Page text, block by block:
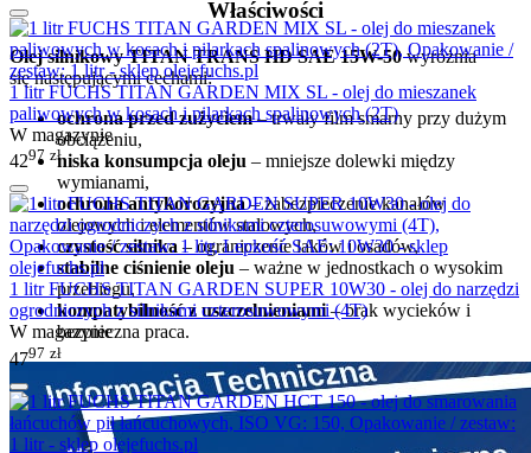
Właściwości
Olej silnikowy TITAN TRANS HD SAE 15W-50wyróżnia
się następującymi cechami:
ochrona przed zużyciem– trwały film smarny przy dużym
obciążeniu,
niska konsumpcja oleju – mniejsze dolewki między
wymianami,
ochrona antykorozyjna– zabezpieczenie kanałów
olejowych i elementów stalowych,
czystość silnika – ograniczenie laków i osadów,
stabilne ciśnienie oleju – ważne w jednostkach o wysokim
przebiegu,
kompatybilność z uszczelnieniami– brak wycieków i
bezpieczna praca.
1 litr FUCHS TITAN GARDEN MIX SL - olej do mieszanek
paliwowych w kosach i pilarkach spalinowych (2T)
W magazynie
4297 zł
1 litr FUCHS TITAN GARDEN SUPER 10W30 - olej do narzędzi
ogrodniczych z silnikami czterosuwowymi (4T)
W magazynie
4797 zł